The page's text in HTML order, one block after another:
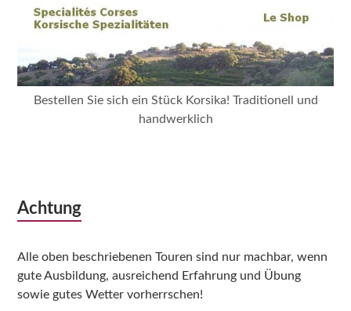
Bestellen Sie sich ein Stück Korsika! Traditionell und
handwerklich
Achtung
Alle oben beschriebenen Touren sind nur machbar, wenn
gute Ausbildung, ausreichend Erfahrung und Übung
sowie gutes Wetter vorherrschen!